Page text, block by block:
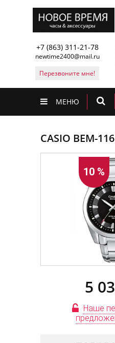
+7 (863) 311-21-78
newtime2400@mail.ru
Перезвоните мне!
МЕНЮ
CASIO BEM-
10 %
5
Наше